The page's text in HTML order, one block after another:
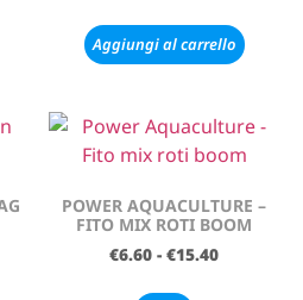
Aggiungi al carrello
POWER AQUACULTURE –
FITO MIX ROTI BOOM
€6.60 - €15.40